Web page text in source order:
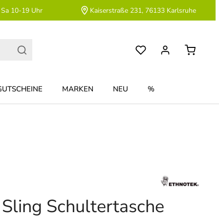
10-19 Uhr Kaiserstraße 231, 76133 Karlsruhe
MARKEN NEU %
Schultertasche